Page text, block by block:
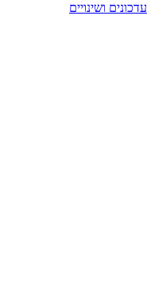
עדכונים ושינויים